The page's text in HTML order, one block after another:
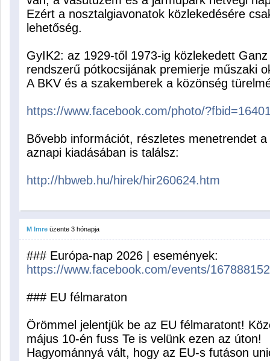
Ezért a nosztalgiavonatok közlekedésére
lehetőség.
GyIK2: az 1929-től 1973-ig közlekedett
rendszerű pótkocsijának premierje műszaki
A BKV és a szakemberek a közönség
https://www.facebook.com/photo/
Bővebb információt, részletes menetrendet
aznapi kiadásában is találsz:
http://hbweb.hu/hirek/hir260624.htm
M Imre üzente 3 hónapja
### Európa-nap 2026 | események:
https://www.facebook.com/events/
### EU félmaraton
Örömmel jelentjük be az EU félmaratont!
május 10-én fuss Te is velünk ezen az úton!
Hagyománnyá vált, hogy az EU-s futáson